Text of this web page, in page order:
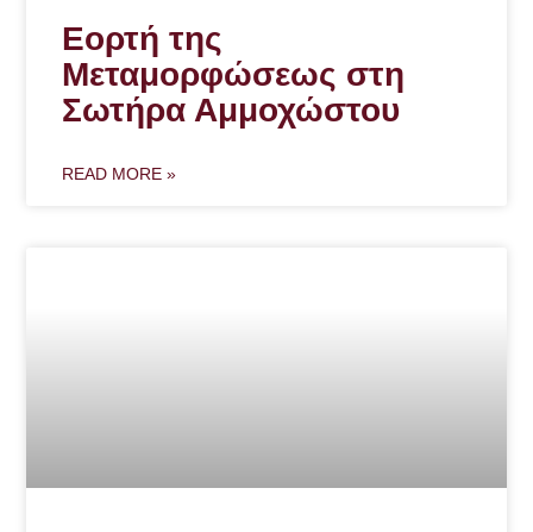
Εορτή της
Μεταμορφώσεως στη
Σωτήρα Αμμοχώστου
READ MORE »